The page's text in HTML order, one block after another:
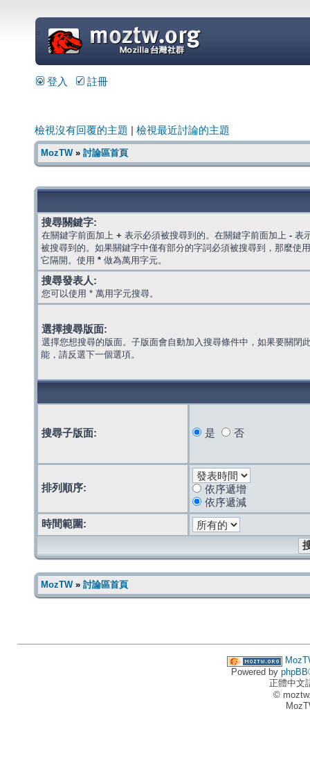
=
登入 註冊
檢視沒有回覆的主題 檢視最近討論的主題
MozTW» 討論區首頁
搜尋關鍵字:
在關鍵字前面加上 + 表示必須被搜尋到的。在關鍵字前面加上 - 表
被搜尋到的。如果關鍵字中僅有部分的字詞必須被搜尋到，那麼使
它隔開。使用 * 做為萬用字元。
搜尋發表人:
您可以使用 * 萬用字元搜尋。
選擇搜尋版面:
選擇您想搜尋的版面。子版面會自動加入搜尋條件中，如果要關閉
能，請反選下一個選項。
搜尋子版面: 是 否
排列順序:
依序遞增
依序遞減
時間範圍:
MozTW» 討論區首頁
Powered by phpBB
正體中文
©